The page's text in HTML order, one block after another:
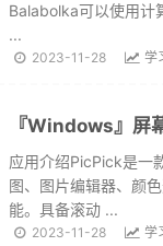
Balabolka可以使用计
...
2023-11-28 学
应用介绍PicPick是一
图、图片编辑器、颜
能。具备滚动 ...
2023-11-28 学